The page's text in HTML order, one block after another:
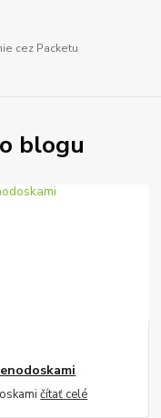
cez Packetu
blogu
čítať celé